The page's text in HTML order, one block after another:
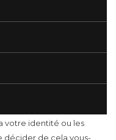
sérieuses ayant un
comment nous vous
votre identité ou les
décider de cela vous-